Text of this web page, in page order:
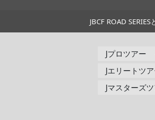
JBCF ROAD SERIES
Jプロツアー
Jエリートツ
Jマスターズ